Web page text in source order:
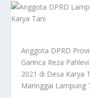
Anggota DPRD
Garinca Reza
2021 di Desa Karya
Maringgai Lampung